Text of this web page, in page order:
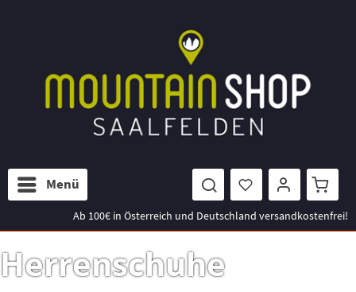
Menü
Ab 100€ in Österreich und Deutschland versandkostenfrei!
Herrenschuhe